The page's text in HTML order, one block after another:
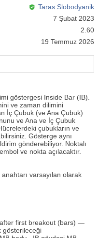
Taras Slobodyanik
7 Şubat 2023
2.60
19 Temmuz 2026
göstergesi Inside Bar (IB).
ve zaman dilimini
İç Çubuk (ve Ana Çubuk)
ve Ana ve İç Çubuk
çubukların ve
Gösterge aynı
gönderebiliyor. Noktalı
ve nokta açılacaktır.
varsayılan olarak
first breakout (bars) —
gösterileceği